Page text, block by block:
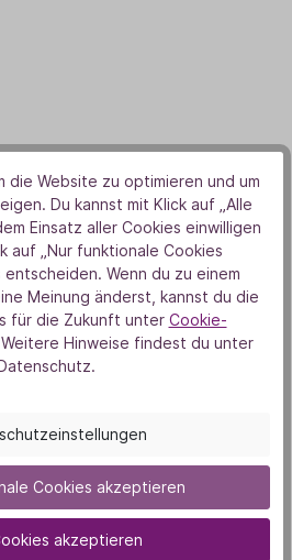
die Website zu optimieren und um
Du kannst mit Klick auf „Alle
Einsatz aller Cookies einwilligen
auf „Nur funktionale Cookies
Wenn du zu einem
Meinung änderst, kannst du die
für die Zukunft unter Cookie-
Hinweise findest du unter
Cookies akzeptieren
akzeptieren